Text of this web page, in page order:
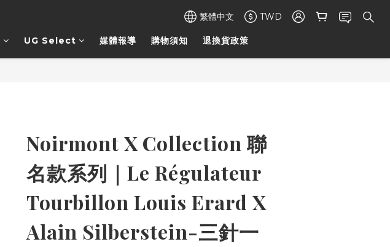
繁體中文 TWD
UG Select 媒體報導 購物須知 退換貨政策
Noirmont X Collection 聯
名款系列｜Le Régulateur
Tourbillon Louis Erard X
Alain Silberstein-三針一